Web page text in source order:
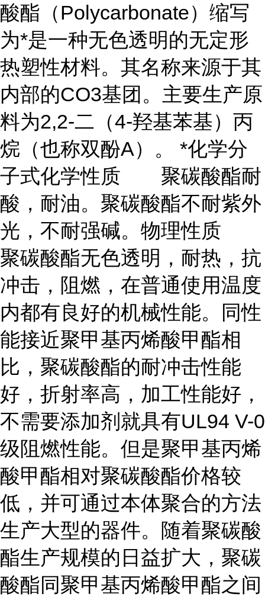
酸酯（Polycarbonate）缩写
为*是一种无色透明的无定形
热塑性材料。其名称来源于其
内部的CO3基团。主要生产原
料为2,2-二（4-羟基苯基）丙
烷（也称双酚A）。 *化学分
子式化学性质 聚碳酸酯耐
酸，耐油。聚碳酸酯不耐紫外
光，不耐强碱。物理性质
聚碳酸酯无色透明，耐热，抗
冲击，阻燃，在普通使用温度
内都有良好的机械性能。同性
能接近聚甲基丙烯酸甲酯相
比，聚碳酸酯的耐冲击性能
好，折射率高，加工性能好，
不需要添加剂就具有UL94 V-0
级阻燃性能。但是聚甲基丙烯
酸甲酯相对聚碳酸酯价格较
低，并可通过本体聚合的方法
生产大型的器件。随着聚碳酸
酯生产规模的日益扩大，聚碳
酸酯同聚甲基丙烯酸甲酯之间